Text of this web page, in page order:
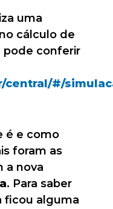
uma
cálculo de
pode conferir
central/#/
é e como
foram as
a nova
. Para saber
ficou alguma